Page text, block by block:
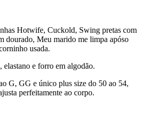
Hotwife, Cuckold, Swing pretas com
dourado, Meu marido me limpa apóso
usada.
e forro em algodão.
G, GG e único plus size do 50 ao 54,
perfeitamente ao corpo.